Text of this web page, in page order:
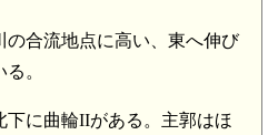
合流地点に高い、東へ伸び
。
下に曲輪IIがある。主郭はほ